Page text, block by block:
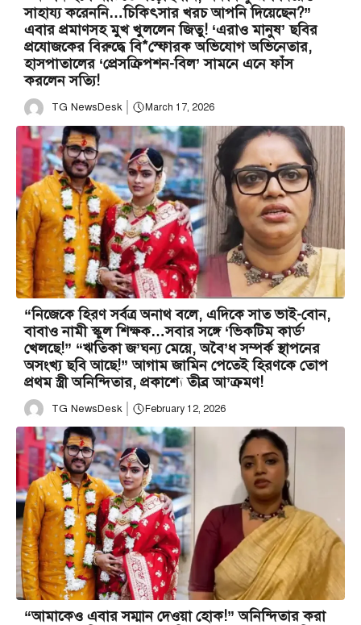
সাহায্য করেননি…চিকিৎসার খরচ আপনি দিয়েছেন?”
এবার প্রমাণসহ মুখ খুললেন জিতু! ‘এরাও মানুষ’ ছবির
প্রযোজকের বিরুদ্ধে বি*স্ফোরক অভিযোগ অভিনেতার,
হাসপাতালের ‘প্রেসক্রিপশন-বিল’ সামনে এনে ফাঁস
করলেন সত্যি!
TG NewsDesk March 17, 2026
“নিজেকে হিরণ সর্বত্র অনাথ বলে, এদিকে সাত ভাই-বোন,
বাবাও নামী স্কুল শিক্ষক…সবার সঙ্গে ‘ভিকটিম কার্ড’
খেলছে!” “ঋতিকা জ’ঘন্য মেয়ে, অবৈ’ধ সম্পর্ক স্থাপনের
অসংখ্য ছবি আছে!” আগাম জামিন পেতেই হিরণকে তোপ
প্রথম স্ত্রী অনিন্দিতার, প্রকাশ্যে তীব্র আ’ক্রমণ!
TG NewsDesk February 12, 2026
“আমাকেও এবার সম্মান দেওয়া হোক!” অনিন্দিতার করা